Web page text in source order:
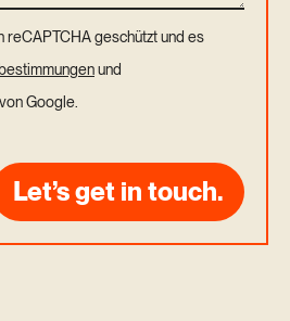
reCAPTCHA geschützt und es
und
von Google.
Let’s get in touch.